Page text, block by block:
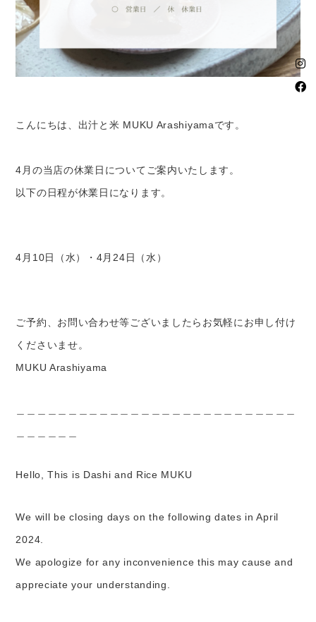
こんにちは、出汁と米 MUKU Arashiyamaです。
4月の当店の休業日についてご案内いたします。
以下の日程が休業日になります。
4月10日（水）・4月24日（水）
ご予約、お問い合わせ等ございましたらお気軽にお申し付け
くださいませ。
MUKU Arashiyama
Hello,This is Dashi and Rice MUKU
We will be closing days on the following dates in April
2024.
We apologize for any inconvenience this may cause and
appreciate your understanding.